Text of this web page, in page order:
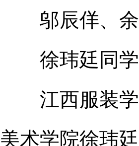
邬辰佯、余
徐玮廷同学
江西服装学
美术学院徐玮